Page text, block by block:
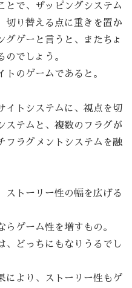
とで、ザッピングシステム
切り替える点に重きを置か
グゲーと言うと、またちょ
のでしょう。
トのゲームであると。
イトシステムに、視点を切
ステムと、複数のフラグが
フラグメントシステムを融
ストーリー性の幅を広げる
ゲーム性を増すもの。
、どっちにもなりうるでし
により、ストーリー性もゲ